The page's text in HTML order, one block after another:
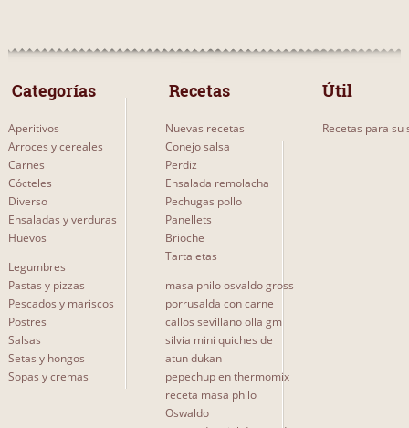
Categorías
Aperitivos
Arroces y cereales
Carnes
Cócteles
Diverso
Ensaladas y verduras
Huevos
Legumbres
Pastas y pizzas
Pescados y mariscos
Postres
Salsas
Setas y hongos
Sopas y cremas
Recetas
Nuevas recetas
Conejo salsa
Perdiz
Ensalada remolacha
Pechugas pollo
Panellets
Brioche
Tartaletas
masa philo osvaldo gross
porrusalda con carne
callos sevillano olla gm
silvia mini quiches de
atun dukan
pepechup en thermomix
receta masa philo
Oswaldo
Útil
Recetas para su